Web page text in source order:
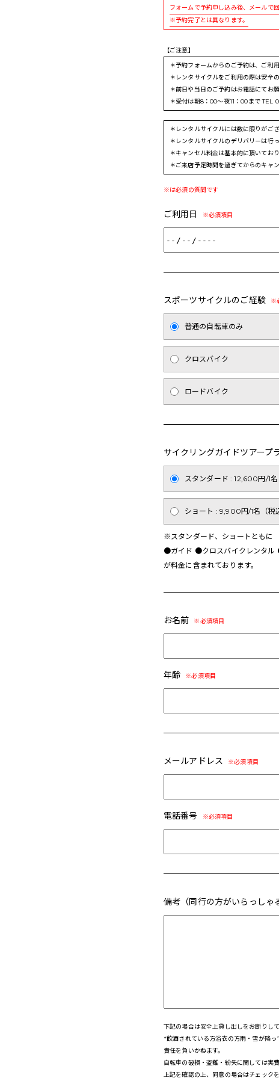
フォームで予約申し込み後、メールで
※予約完了とは異なります。
【ご注意】
＊予約フォームからのご予約は、ご利
＊レンタサイクルをご利用の際は安全
＊前日や当日のご予約はお電話にてお願
＊受付は朝8：00～夜11：00まで TEL
＊レンタルサイクルには数に限りがご
＊レンタルサイクルのデリバリーは行
＊キャンセル料金は基本的に頂いてお
＊ご来店予定時間を過ぎてからのキャ
※は必須の質問です
ご利用日
スポーツサイクルのご経験
普通の自転車のみ
クロスバイク
ロードバイク
サイクリングガイドツアープ
スタンダード : 12,600円/1名
ショート : 9,900円/1名（税
※スタンダード、ショートともに
●ガイド ●クロスバイクレンタ
が料⾦に含まれております。
お名前
年齢
メールアドレス
電話番号
備考（同行の方がいらっしゃ
下記の場合は安全上貸し出しをお断りして
*飲酒されている方浴衣の方雨・雪が降
責任を負いかねます。
自転車の破損・盗難・紛失に関しては実
上記を確認の上、同意の場合はチェックを